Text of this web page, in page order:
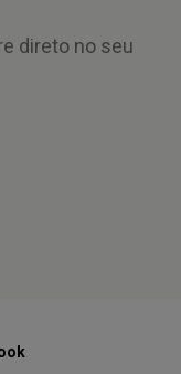
direto no seu